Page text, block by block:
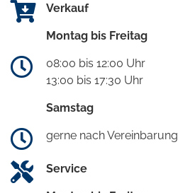
Verkauf
Montag bis Freitag
08:00 bis 12:00 Uhr
13:00 bis 17:30 Uhr
Samstag
gerne nach Vereinbarung
Service